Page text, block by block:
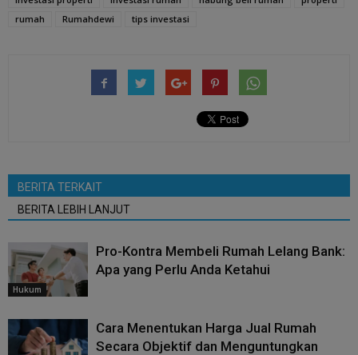
rumah
Rumahdewi tips investasi
BERITA TERKAIT
BERITA LEBIH LANJUT
Hukum
Pro-Kontra Membeli Rumah Lelang Bank:
Apa yang Perlu Anda Ketahui
Cara Menentukan Harga Jual Rumah
Secara Objektif dan Menguntungkan